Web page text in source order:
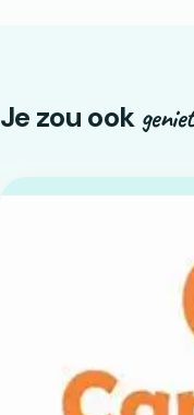
Je zou ook